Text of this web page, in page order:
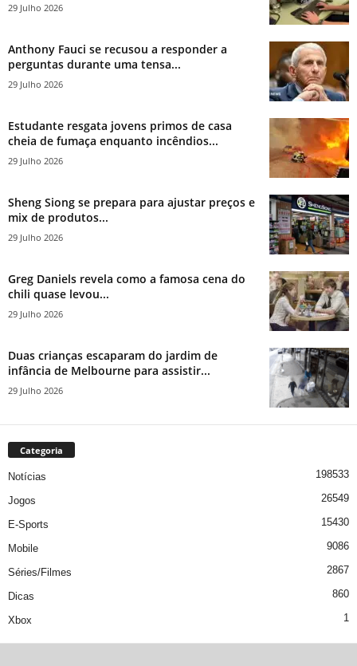
29 Julho 2026
Anthony Fauci se recusou a responder a
perguntas durante uma tensa...
29 Julho 2026
Estudante resgata jovens primos de casa
cheia de fumaça enquanto incêndios...
29 Julho 2026
Sheng Siong se prepara para ajustar preços e
mix de produtos...
29 Julho 2026
Greg Daniels revela como a famosa cena do
chili quase levou...
29 Julho 2026
Duas crianças escaparam do jardim de
infância de Melbourne para assistir...
29 Julho 2026
Categoria
Notícias 198533
Jogos 26549
E-Sports 15430
Mobile 9086
Séries/Filmes 2867
Dicas 860
Xbox 1